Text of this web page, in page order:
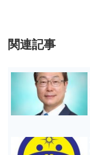
関連記事